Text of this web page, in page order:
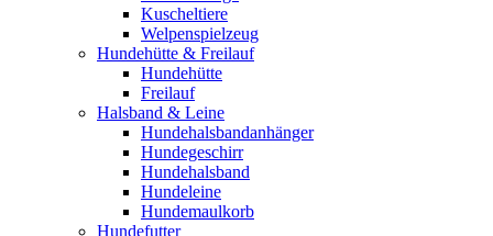
Kuscheltiere
Welpenspielzeug
Hundehütte & Freilauf
Hundehütte
Freilauf
Halsband & Leine
Hundehalsbandanhänger
Hundegeschirr
Hundehalsband
Hundeleine
Hundemaulkorb
Hundefutter